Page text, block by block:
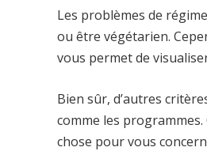
Les problèmes de
ou être végétarien.
vous permet de
Bien sûr, d’autres
comme les
chose pour vous